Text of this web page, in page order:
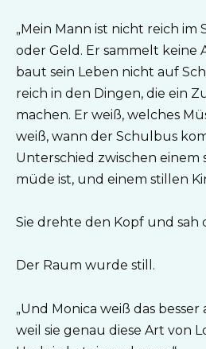
„Mein Mann ist nicht reich im
oder Geld. Er sammelt keine
baut sein Leben nicht auf
reich in den Dingen, die ein
machen. Er weiß, welches
weiß, wann der Schulbus
Unterschied zwischen einem
müde ist, und einem stillen
Sie drehte den Kopf und sah
Der Raum wurde still.
„Und Monica weiß das
weil sie genau diese Art von